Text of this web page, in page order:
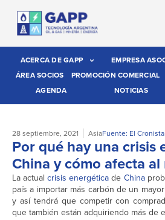
ACERCA DE GAPP EMPRESA
ÁREA SOCIOS
PROMOCIÓN COMERCIAL
AGENDA
NOTICIAS
28 septiembre, 2021 AsiaFuente: El Cronista
Por qué hay una crisis
China y cómo afecta
La actualcrisis energéticade China
país a importar más carbón de un
y así tendrá que competir con
que también están adquiriendo más de